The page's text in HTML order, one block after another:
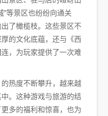
”等景区也纷纷向通关
了橄榄枝。这些景区不
的文化底蕴，还与《西
，为玩家提供了一次难
热度不断攀升，越来越
。这种游戏与旅游的结
多的福利和惊喜，也为